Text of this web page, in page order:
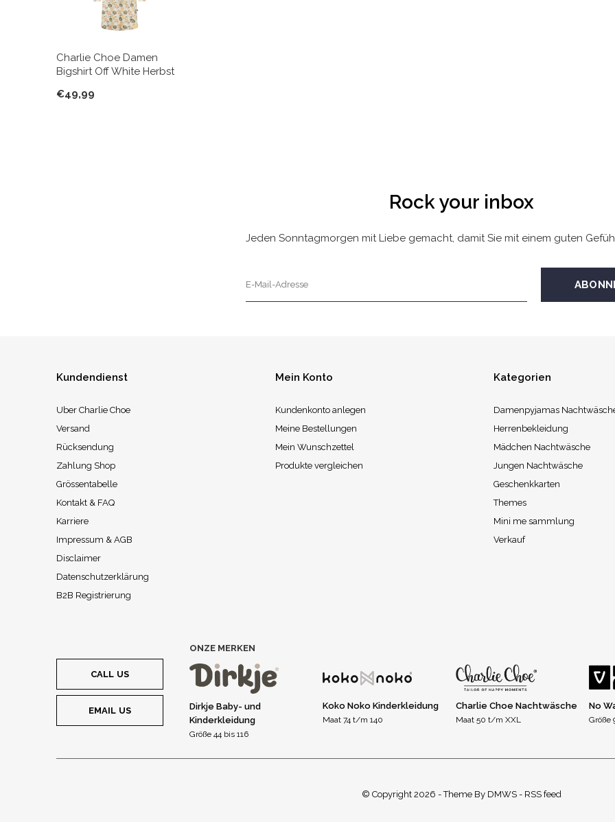
Charlie Choe Damen
Bigshirt Off White Herbst
€49,99
Rock your inbox
Jeden Sonntagmorgen mit Liebe gemacht, damit Sie mit einem guten
Kundendienst
Uber Charlie Choe
Versand
Rücksendung
Zahlung Shop
Grössentabelle
Kontakt & FAQ
Karriere
Impressum & AGB
Disclaimer
Datenschutzerklärung
B2B Registrierung
Mein Konto
Kundenkonto anlegen
Meine Bestellungen
Mein Wunschzettel
Produkte vergleichen
Kategorien
Damenpyjamas
Herrenbekleidung
Mädchen Nachtwäsche
Jungen Nachtwäsche
Geschenkkarten
Themes
Mini me sammlung
Verkauf
CALL US
EMAIL US
ONZE MERKEN
Dirkje Baby- und
Kinderkleidung
Größe 44 bis 116
Koko Noko Kinderkleidung
Maat 74 t/m 140
Charlie Choe Nachtwäsche
Maat 50 t/m XXL
No
Größe
© Copyright 2026 - Theme By DMWS- RSS feed